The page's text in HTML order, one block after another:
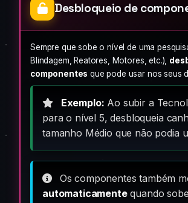
Desbloqueio de
Sempre que sobe o nível de uma
Blindagem, Reatores, Motores, etc.),
componentes que pode usar nos seus
Exemplo: Ao subir a
para o nível 5, desbloqueia
tamanho Médio que não podia
Os componentes também
automaticamentequando